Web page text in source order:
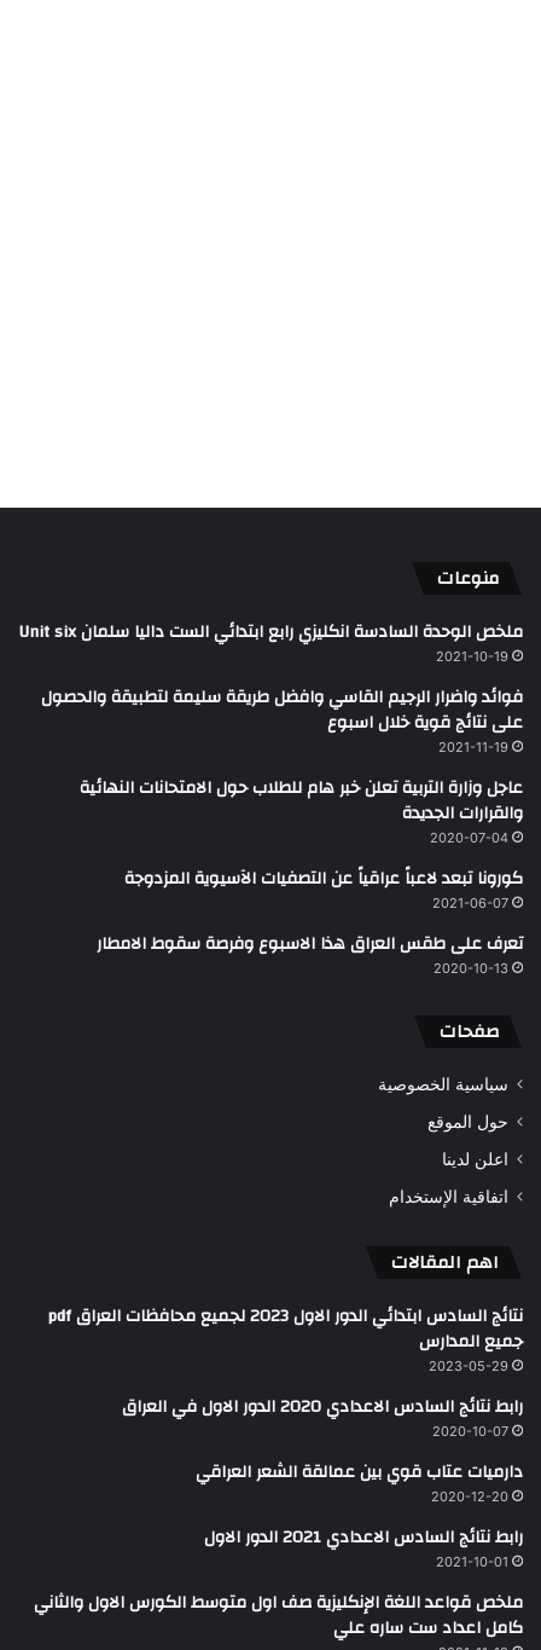
منوعات
ملخص الوحدة السادسة انكليزي رابع ابتدائي الست داليا سلمان Unit six
2021-10-19
فوائد واضرار الرجيم القاسي وافضل طريقة سليمة لتطبيقة والحصول
على نتائج قوية خلال اسبوع
2021-11-19
عاجل وزارة التربية تعلن خبر هام للطلاب حول الامتحانات النهائية
والقرارات الجديدة
2020-07-04
كورونا تبعد لاعباً عراقياً عن التصفيات الآسيوية المزدوجة
2021-06-07
تعرف على طقس العراق هذا الاسبوع وفرصة سقوط الامطار
2020-10-13
صفحات
سياسية الخصوصية
حول الموقع
اعلن لدينا
اتفاقية الإستخدام
اهم المقالات
نتائج السادس ابتدائي الدور الاول 2023 لجميع محافظات العراق pdf
جميع المدارس
2023-05-29
رابط نتائج السادس الاعدادي 2020 الدور الاول في العراق
2020-10-07
دارميات عتاب قوي بين عمالقة الشعر العراقي
2020-12-20
رابط نتائج السادس الاعدادي 2021 الدور الاول
2021-10-01
ملخص قواعد اللغة الإنكليزية صف اول متوسط الكورس الاول والثاني
كامل اعداد ست ساره علي